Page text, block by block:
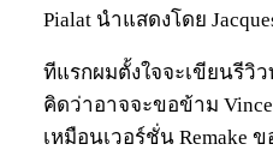
Pialat นำแสดงโดย
ทีแรกผมตั้งใจจะเขียนรีวิว
คิดว่าอาจจะขอข้าม
เหมือนเวอร์ชั่น Remake